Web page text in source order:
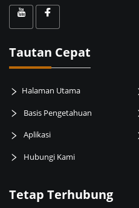
Tautan Cepat
Halaman Utama
Basis Pengetahuan
Aplikasi
Hubungi Kami
Tetap Terhubung